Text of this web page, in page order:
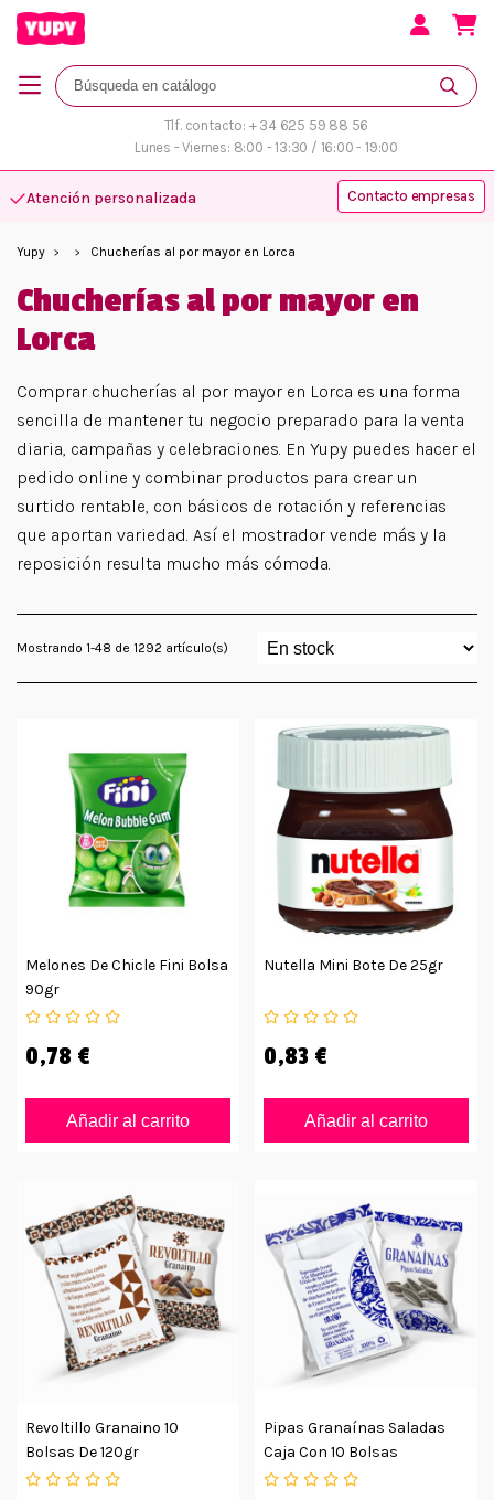
Tlf. contacto: + 34 625 59 88 56
Lunes - Viernes: 8:00 - 13:30 / 16:00 - 19:00
Atención personalizada Contacto empresas
Yupy Chucherías al por mayor en Lorca
Chucherías al por mayor en
Lorca
Comprar chucherías al por mayor en Lorca es una forma
sencilla de mantener tu negocio preparado para la venta
diaria, campañas y celebraciones. En Yupy puedes hacer el
pedido online y combinar productos para crear un
surtido rentable, con básicos de rotación y referencias
que aportan variedad. Así el mostrador vende más y la
reposición resulta mucho más cómoda.
Mostrando 1-48 de 1292 artículo(s)
Melones De Chicle Fini Bolsa
90gr
0,78 €
Añadir al carrito
Nutella Mini Bote De 25gr
0,83 €
Añadir al carrito
Revoltillo Granaino 10
Bolsas De 120gr
Pipas Granaínas Saladas
Caja Con 10 Bolsas